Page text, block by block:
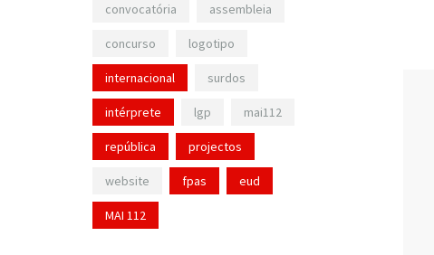
convocatória assembleia
concurso logotipo
internacional surdos
intérprete lgp mai112
república projectos
website fpas eud
MAI 112